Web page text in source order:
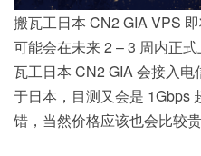
搬瓦工日本 CN2 GIA VPS
可能会在未来 2 – 3 周内正
瓦工日本 CN2 GIA 会接入
于日本，目测又会是 1Gbps
错，当然价格应该也会比较贵